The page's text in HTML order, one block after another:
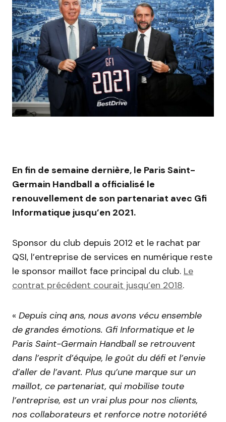
En fin de semaine dernière, le Paris Saint-
Germain Handball a officialisé le
renouvellement de son partenariat avec Gfi
Informatique jusqu’en 2021.
Sponsor du club depuis 2012 et le rachat par
QSI, l’entreprise de services en numérique reste
le sponsor maillot face principal du club. Le
contrat précédent courait jusqu’en 2018.
« Depuis cinq ans, nous avons vécu ensemble
de grandes émotions. Gfi Informatique et le
Paris Saint-Germain Handball se retrouvent
dans l’esprit d’équipe, le goût du défi et l’envie
d’aller de l’avant. Plus qu’une marque sur un
maillot, ce partenariat, qui mobilise toute
l’entreprise, est un vrai plus pour nos clients,
nos collaborateurs et renforce notre notoriété